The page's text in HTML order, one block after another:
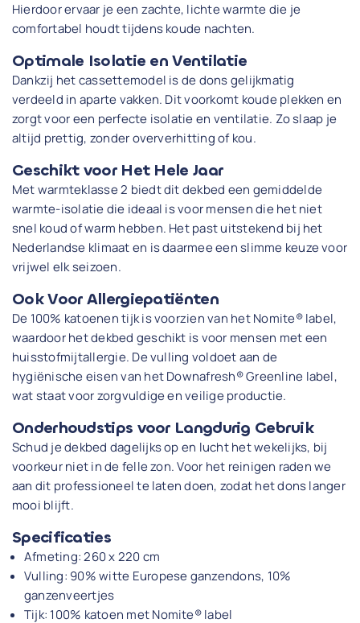
Hierdoor ervaar je een zachte, lichte warmte die je
comfortabel houdt tijdens koude nachten.
Optimale Isolatie en Ventilatie
Dankzij het cassettemodel is de dons gelijkmatig
verdeeld in aparte vakken. Dit voorkomt koude plekken en
zorgt voor een perfecte isolatie en ventilatie. Zo slaap je
altijd prettig, zonder oververhitting of kou.
Geschikt voor Het Hele Jaar
Met warmteklasse 2 biedt dit dekbed een gemiddelde
warmte-isolatie die ideaal is voor mensen die het niet
snel koud of warm hebben. Het past uitstekend bij het
Nederlandse klimaat en is daarmee een slimme keuze voor
vrijwel elk seizoen.
Ook Voor Allergiepatiënten
De 100% katoenen tijk is voorzien van het Nomite® label,
waardoor het dekbed geschikt is voor mensen met een
huisstofmijtallergie. De vulling voldoet aan de
hygiënische eisen van het Downafresh® Greenline label,
wat staat voor zorgvuldige en veilige productie.
Onderhoudstips voor Langdurig Gebruik
Schud je dekbed dagelijks op en lucht het wekelijks, bij
voorkeur niet in de felle zon. Voor het reinigen raden we
aan dit professioneel te laten doen, zodat het dons langer
mooi blijft.
Specificaties
Afmeting: 260 x 220 cm
Vulling: 90% witte Europese ganzendons, 10%
ganzenveertjes
Tijk: 100% katoen met Nomite® label